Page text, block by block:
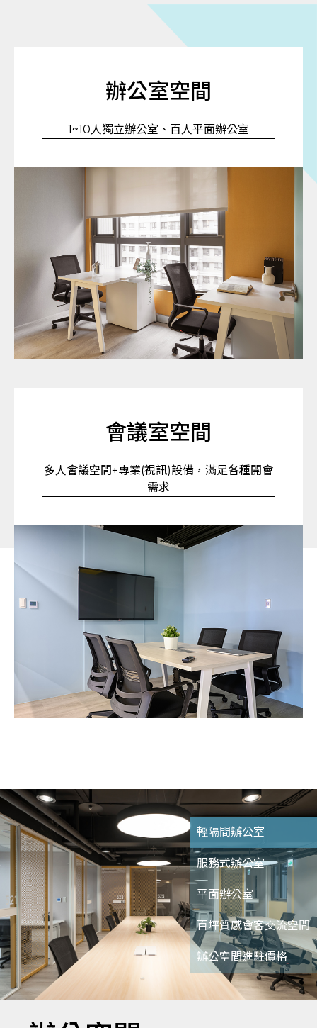
辦公室空間
1~10人獨立辦公室、百人平面辦公室
會議室空間
多人會議空間+專業(視訊)設備，滿足各種開會
需求
輕隔間辦公室
服務式辦公室
平面辦公室
百坪質感會客交流空間
辦公空間進駐價格